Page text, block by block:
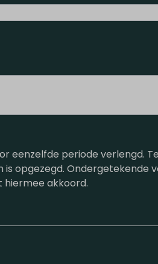
periode verlengd.
opgezegd.
hiermee akkoord.